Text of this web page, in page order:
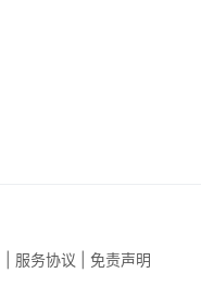
服务协议 免责声明